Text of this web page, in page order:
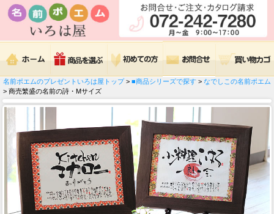
名前ポエムのプレゼントいろは屋トップ> ■商品シリーズで探す > なでしこの名前ポエム
> 商売繁盛の名前の詩・Mサイズ